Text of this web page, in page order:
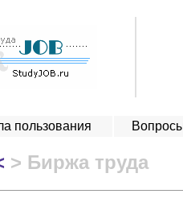
пользования
> Биржа труда